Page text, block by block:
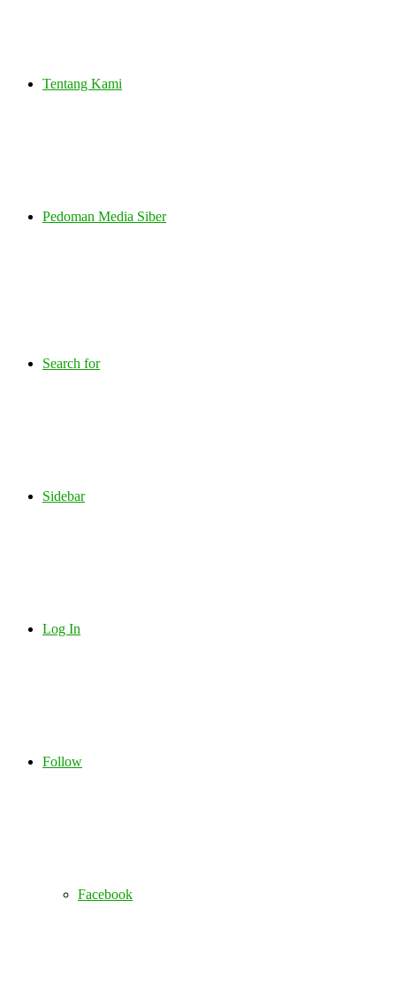
Tentang Kami
Pedoman Media Siber
Search for
Sidebar
Log In
Follow
Facebook